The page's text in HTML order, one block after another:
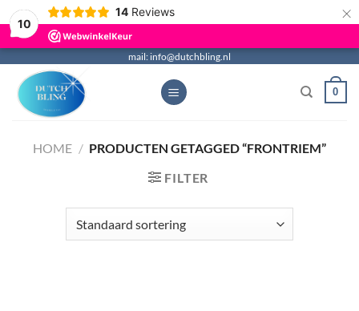
10
14 Reviews ×
naar
inhoud
mail: info@dutchbling.nl
0
HOME / PRODUCTEN GETAGGED “FRONTRIEM”
FILTER